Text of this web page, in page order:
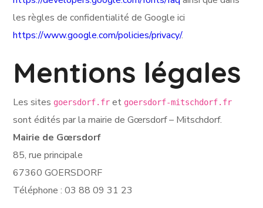
les règles de confidentialité de Google ici
https://www.google.com/policies/privacy/.
Mentions légales
Les sites goersdorf.fr et goersdorf-mitschdorf.fr
sont édités par la mairie de Gœrsdorf – Mitschdorf.
Mairie de Gœrsdorf
85, rue principale
67360 GOERSDORF
Téléphone : 03 88 09 31 23